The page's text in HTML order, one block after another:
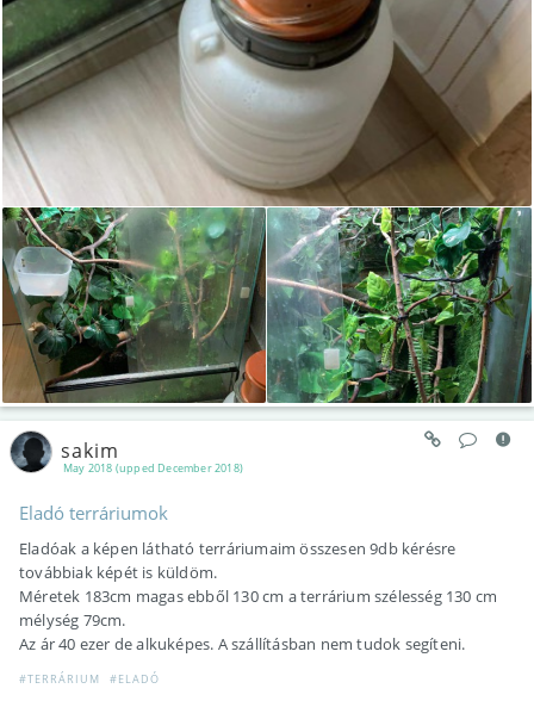
May 2018 (upped December 2018)
sakim
Eladó terráriumok
Eladóak a képen látható terráriumaim összesen 9db kérésre
továbbiak képét is küldöm.
Méretek 183cm magas ebből 130 cm a terrárium szélesség 130 cm
mélység 79cm.
Az ár 40 ezer de alkuképes. A szállításban nem tudok segíteni.
#TERRÁRIUM #ELADÓ